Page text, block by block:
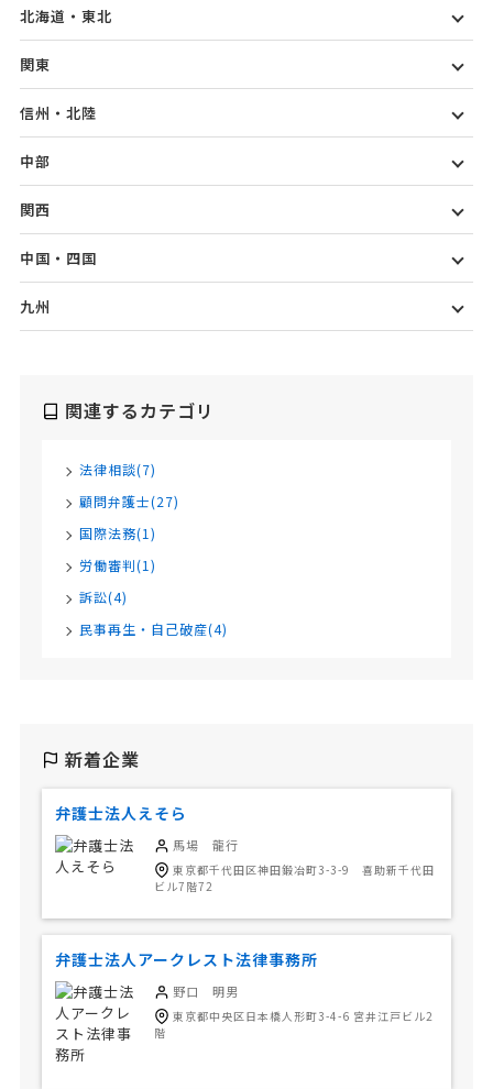
北海道・東北
関東
信州・北陸
中部
関西
中国・四国
九州
関連するカテゴリ
法律相談(7)
顧問弁護士(27)
国際法務(1)
労働審判(1)
訴訟(4)
民事再生・自己破産(4)
新着企業
弁護士法人えそら
馬場 龍行
東京都千代田区神田鍛冶町3-3-9 喜助新千代田
ビル7階72
弁護士法人アークレスト法律事務所
野口 明男
東京都中央区日本橋人形町3-4-6 宮井江戸ビル2
階